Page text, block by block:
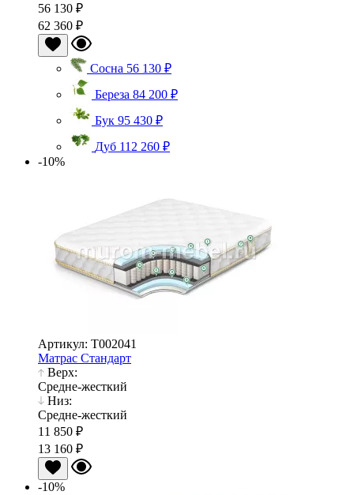
56 130 ₽
62 360 ₽
Сосна 56 130 ₽
Береза 84 200 ₽
Бук 95 430 ₽
Дуб 112 260 ₽
-10%
Артикул: Т002041
Матрас Стандарт
Верх:
Средне-жесткий
Низ:
Средне-жесткий
11 850 ₽
13 160 ₽
-10%